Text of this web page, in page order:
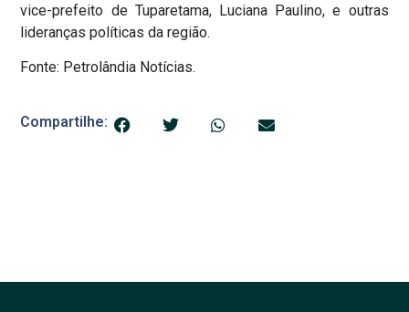
vice-prefeito de Tuparetama, Luciana Paulino, e outras
lideranças políticas da região.
Fonte: Petrolândia Notícias.
Compartilhe: